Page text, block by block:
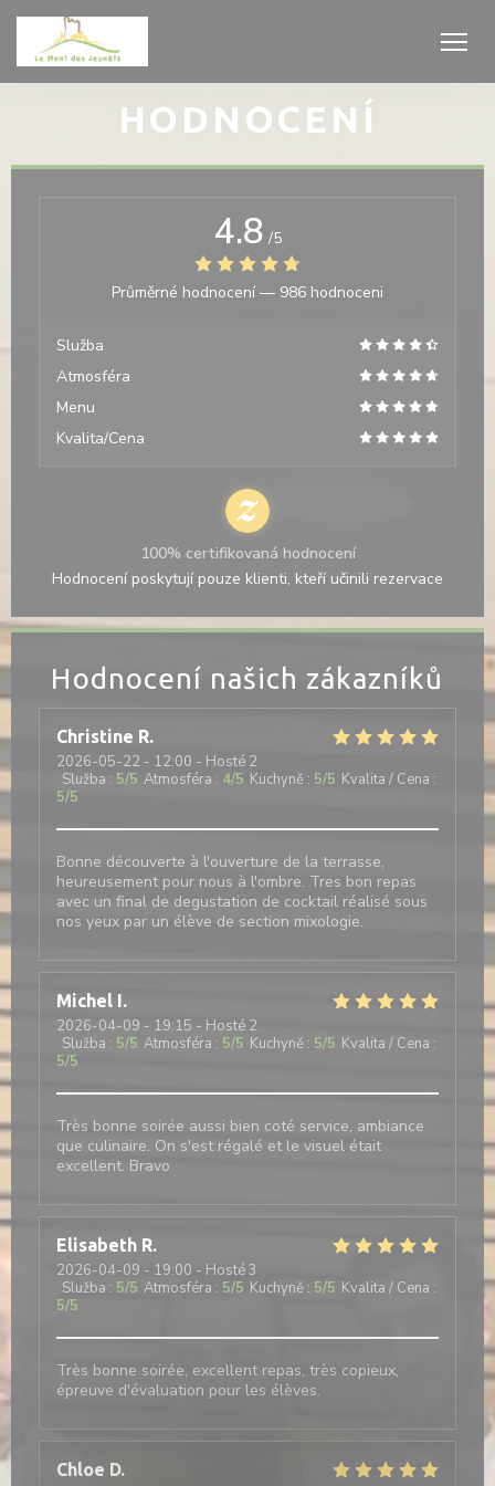
Panel pro správu cookies
HODNOCENÍ
Hodnocení našich zákazníků
Christine R
2026-05-22 - 12:00 - Hosté 2
Služba : 5/5 Atmosféra : 4/5 Kuchyně : 5/5 Kvalita / Cena :
5/5
Bonne découverte à l'ouverture de la terrasse,
heureusement pour nous à l'ombre. Tres bon repas
avec un final de degustation de cocktail réalisé sous
nos yeux par un élève de section mixologie.
Michel I
2026-04-09 - 19:15 - Hosté 2
Služba : 5/5 Atmosféra : 5/5 Kuchyně : 5/5 Kvalita / Cena :
5/5
Très bonne soirée aussi bien coté service, ambiance
que culinaire. On s'est régalé et le visuel était
excellent. Bravo
Elisabeth R
2026-04-09 - 19:00 - Hosté 3
Služba : 5/5 Atmosféra : 5/5 Kuchyně : 5/5 Kvalita / Cena :
5/5
Très bonne soirée, excellent repas, très copieux,
épreuve d'évaluation pour les élèves.
Chloe D
4.8 /5
Průměrné hodnocení — 986 hodnoceni
Služba
Atmosféra
Menu
Kvalita/Cena
100% certifikovaná hodnocení
Hodnocení poskytují pouze klienti, kteří učinili rezervace